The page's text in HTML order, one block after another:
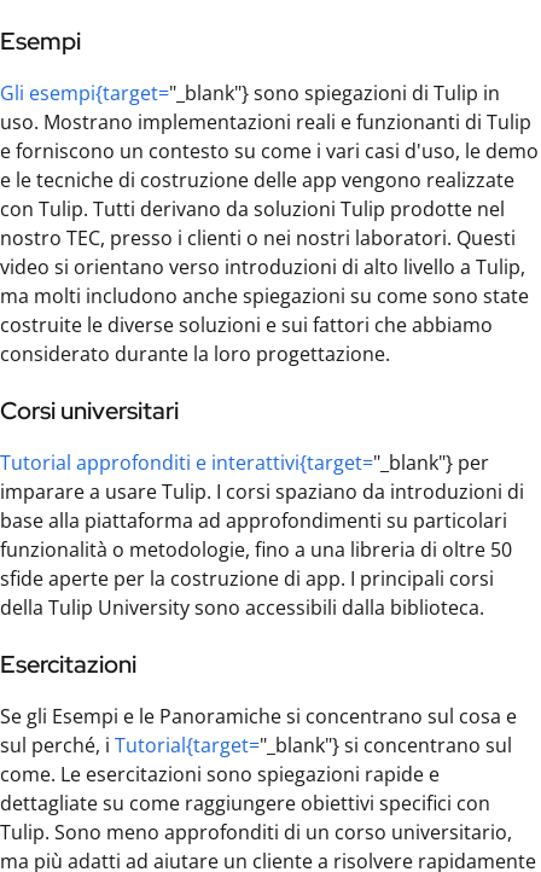
Esempi
Gli esempi{target="_blank"} sono spiegazioni di Tulip in
uso. Mostrano implementazioni reali e funzionanti di Tulip
e forniscono un contesto su come i vari casi d'uso, le demo
e le tecniche di costruzione delle app vengono realizzate
con Tulip. Tutti derivano da soluzioni Tulip prodotte nel
nostro TEC, presso i clienti o nei nostri laboratori. Questi
video si orientano verso introduzioni di alto livello a Tulip,
ma molti includono anche spiegazioni su come sono state
costruite le diverse soluzioni e sui fattori che abbiamo
considerato durante la loro progettazione.
Corsi universitari
Tutorial approfonditi e interattivi{target="_blank"} per
imparare a usare Tulip. I corsi spaziano da introduzioni di
base alla piattaforma ad approfondimenti su particolari
funzionalità o metodologie, fino a una libreria di oltre 50
sfide aperte per la costruzione di app. I principali corsi
della Tulip University sono accessibili dalla biblioteca.
Esercitazioni
Se gli Esempi e le Panoramiche si concentrano sul cosa e
sul perché, i Tutorial{target="_blank"} si concentrano sul
come. Le esercitazioni sono spiegazioni rapide e
dettagliate su come raggiungere obiettivi specifici con
Tulip. Sono meno approfonditi di un corso universitario,
ma più adatti ad aiutare un cliente a risolvere rapidamente